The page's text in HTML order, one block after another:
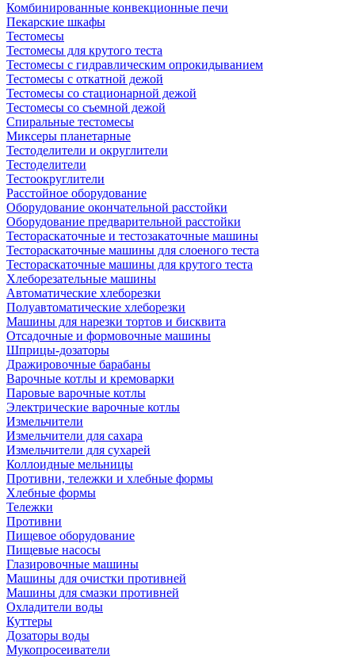
Комбинированные конвекционные печи
Пекарские шкафы
Тестомесы
Тестомесы для крутого теста
Тестомесы с гидравлическим опрокидыванием
Тестомесы с откатной дежой
Тестомесы со стационарной дежой
Тестомесы со съемной дежой
Спиральные тестомесы
Миксеры планетарные
Тестоделители и округлители
Тестоделители
Тестоокруглители
Расстойное оборудование
Оборудование окончательной расстойки
Оборудование предварительной расстойки
Тестораскаточные и тестозакаточные машины
Тестораскаточные машины для слоеного теста
Тестораскаточные машины для крутого теста
Хлеборезательные машины
Автоматические хлеборезки
Полуавтоматические хлеборезки
Машины для нарезки тортов и бисквита
Отсадочные и формовочные машины
Шприцы-дозаторы
Дражировочные барабаны
Варочные котлы и кремоварки
Паровые варочные котлы
Электрические варочные котлы
Измельчители
Измельчители для сахара
Измельчители для сухарей
Коллоидные мельницы
Противни, тележки и хлебные формы
Хлебные формы
Тележки
Противни
Пищевое оборудование
Пищевые насосы
Глазировочные машины
Машины для очистки противней
Машины для смазки противней
Охладители воды
Куттеры
Дозаторы воды
Мукопросеиватели